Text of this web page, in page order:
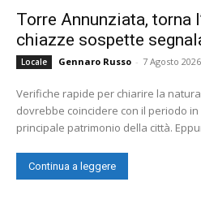
Torre Annunziata, torna
chiazze sospette
Locale Gennaro Russo - 7 Agosto 2026
Verifiche rapide per chiarire la
dovrebbe coincidere con il periodo
principale patrimonio della città.
Continua a leggere